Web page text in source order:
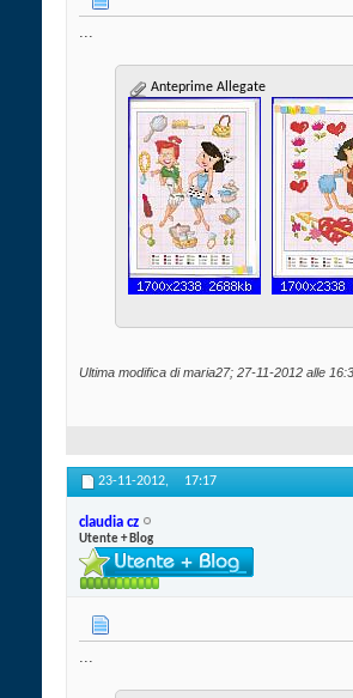
...
Anteprime Allegate
Ultima modifica di maria27; 27-11-2012 alle
23-11-2012, 17:17
claudia cz
Utente + Blog
...